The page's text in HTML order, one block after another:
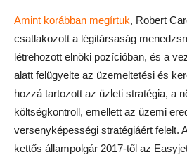
Amint korábban megírtuk, Robert
csatlakozott a légitársaság
létrehozott elnöki pozícióban, és a
alatt felügyelte az üzemeltetési és
hozzá tartozott az üzleti stratégia, a
költségkontroll, emellett az üzemi
versenyképességi stratégiáért felelt.
kettős állampolgár 2017-től az